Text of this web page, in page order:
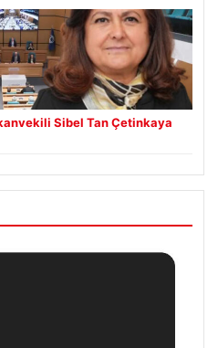
Sibel Tan Çetinkaya